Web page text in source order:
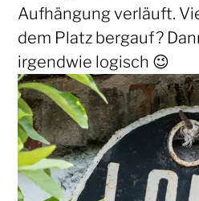
Aufhängung verläuft.
dem Platz bergauf?
irgendwie logisch 😉